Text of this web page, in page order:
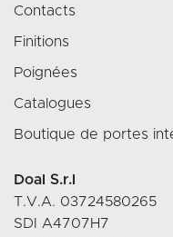
Contacts
Finitions
Poignées
Catalogues
Boutique de portes
Doal S.r.l
T.V.A. 03724580265
SDI A4707H7